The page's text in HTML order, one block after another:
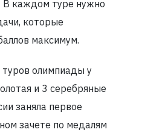
В каждом туре нужно
которые
максимум.
олимпиады у
и 3 серебряные
заняла первое
зачете по медалям